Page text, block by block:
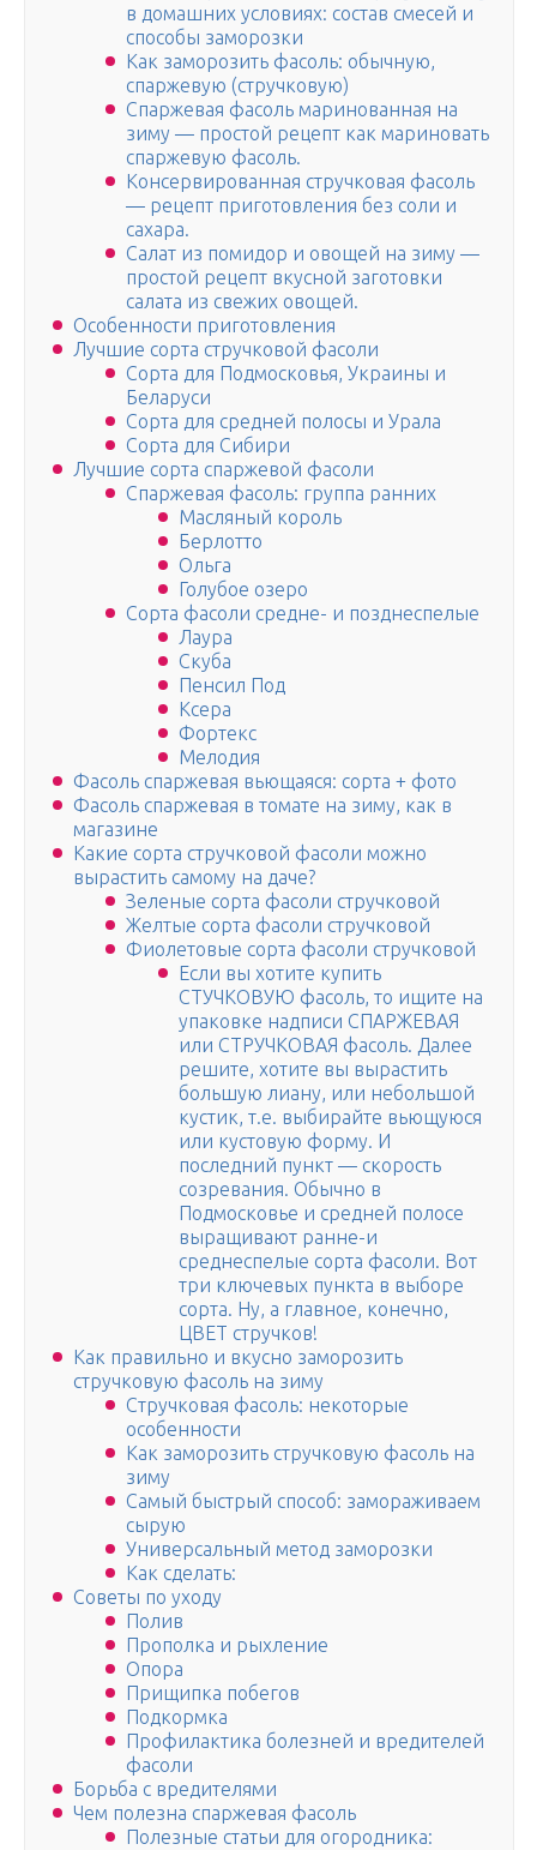
в домашних условиях: состав смесей и
способы заморозки
Как заморозить фасоль: обычную,
спаржевую (стручковую)
Спаржевая фасоль маринованная на
зиму — простой рецепт как мариновать
спаржевую фасоль.
Консервированная стручковая фасоль
— рецепт приготовления без соли и
сахара.
Салат из помидор и овощей на зиму —
простой рецепт вкусной заготовки
салата из свежих овощей.
Особенности приготовления
Лучшие сорта стручковой фасоли
Сорта для Подмосковья, Украины и
Беларуси
Сорта для средней полосы и Урала
Сорта для Сибири
Лучшие сорта спаржевой фасоли
Спаржевая фасоль: группа ранних
Масляный король
Берлотто
Ольга
Голубое озеро
Сорта фасоли средне- и позднеспелые
Лаура
Скуба
Пенсил Под
Ксера
Фортекс
Мелодия
Фасоль спаржевая вьющаяся: сорта + фото
Фасоль спаржевая в томате на зиму, как в
магазине
Какие сорта стручковой фасоли можно
вырастить самому на даче?
Зеленые сорта фасоли стручковой
Желтые сорта фасоли стручковой
Фиолетовые сорта фасоли стручковой
Если вы хотите купить
СТУЧКОВУЮ фасоль, то ищите на
упаковке надписи СПАРЖЕВАЯ
или СТРУЧКОВАЯ фасоль. Далее
решите, хотите вы вырастить
большую лиану, или небольшой
кустик, т.е. выбирайте вьющуюся
или кустовую форму. И
последний пункт — скорость
созревания. Обычно в
Подмосковье и средней полосе
выращивают ранне-и
среднеспелые сорта фасоли. Вот
три ключевых пункта в выборе
сорта. Ну, а главное, конечно,
ЦВЕТ стручков!
Как правильно и вкусно заморозить
стручковую фасоль на зиму
Стручковая фасоль: некоторые
особенности
Как заморозить стручковую фасоль на
зиму
Самый быстрый способ: замораживаем
сырую
Универсальный метод заморозки
Как сделать:
Советы по уходу
Полив
Прополка и рыхление
Опора
Прищипка побегов
Подкормка
Профилактика болезней и вредителей
фасоли
Борьба с вредителями
Чем полезна спаржевая фасоль
Полезные статьи для огородника: